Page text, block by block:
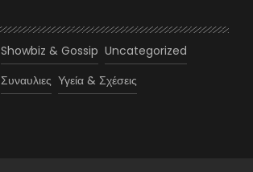
Showbiz & Gossip Uncategorized
Συναυλιες Υγεία & Σχέσεις